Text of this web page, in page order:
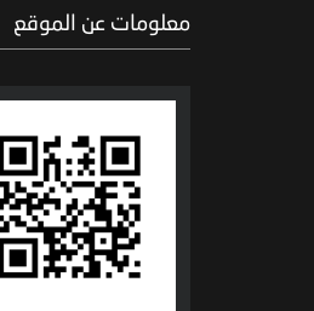
معلومات عن الموقع